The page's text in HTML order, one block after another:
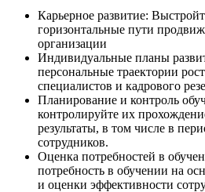
Карьерное развитие:
горизонтальные пути
организации
Индивидуальные планы
персональные траектории
специалистов и кадрового
Планирование и контроль
контролируйте их
результаты, в том числе в
сотрудников.
Оценка потребностей в
потребность в обучении на
и оценки эффективности